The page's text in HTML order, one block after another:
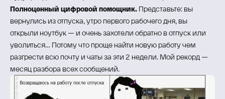
Полноценный цифровой помощник. Представьте: вы
вернулись из отпуска, утро первого рабочего дня, вы
открыли ноутбук — и очень захотели обратно в отпуск или
уволиться… Потому что проще найти новую работу чем
разгрести всю почту и чаты за эти 2 недели. Мой рекорд —
месяц разбора всех сообщений.